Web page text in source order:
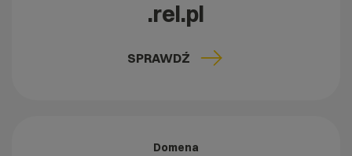
.rel.pl
SPRAWDŹ
Domena